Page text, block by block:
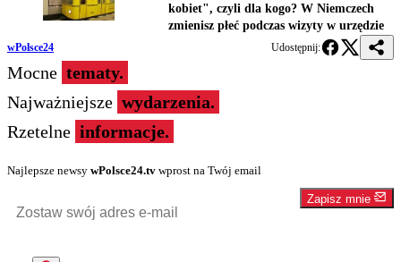
kobiet", czyli dla kogo? W Niemczech
zmienisz płeć podczas wizyty w urzędzie
wPolsce24 Udostępnij:
Mocne tematy.
Najważniejsze wydarzenia.
Rzetelne informacje.
Najlepsze newsy wPolsce24.tv wprost na Twój email
Zapisz mnie